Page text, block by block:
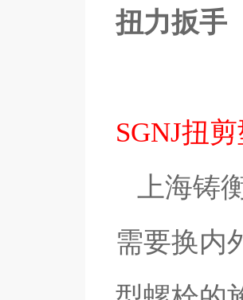
扭力扳手
SGNJ扭
上海铸
需要换内